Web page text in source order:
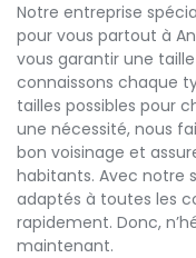
Notre entreprise
pour vous partout à
vous garantir une
connaissons chaque
tailles possibles pour
une nécessité, nous
bon voisinage et
habitants. Avec notre
adaptés à toutes les
rapidement. Donc,
maintenant.